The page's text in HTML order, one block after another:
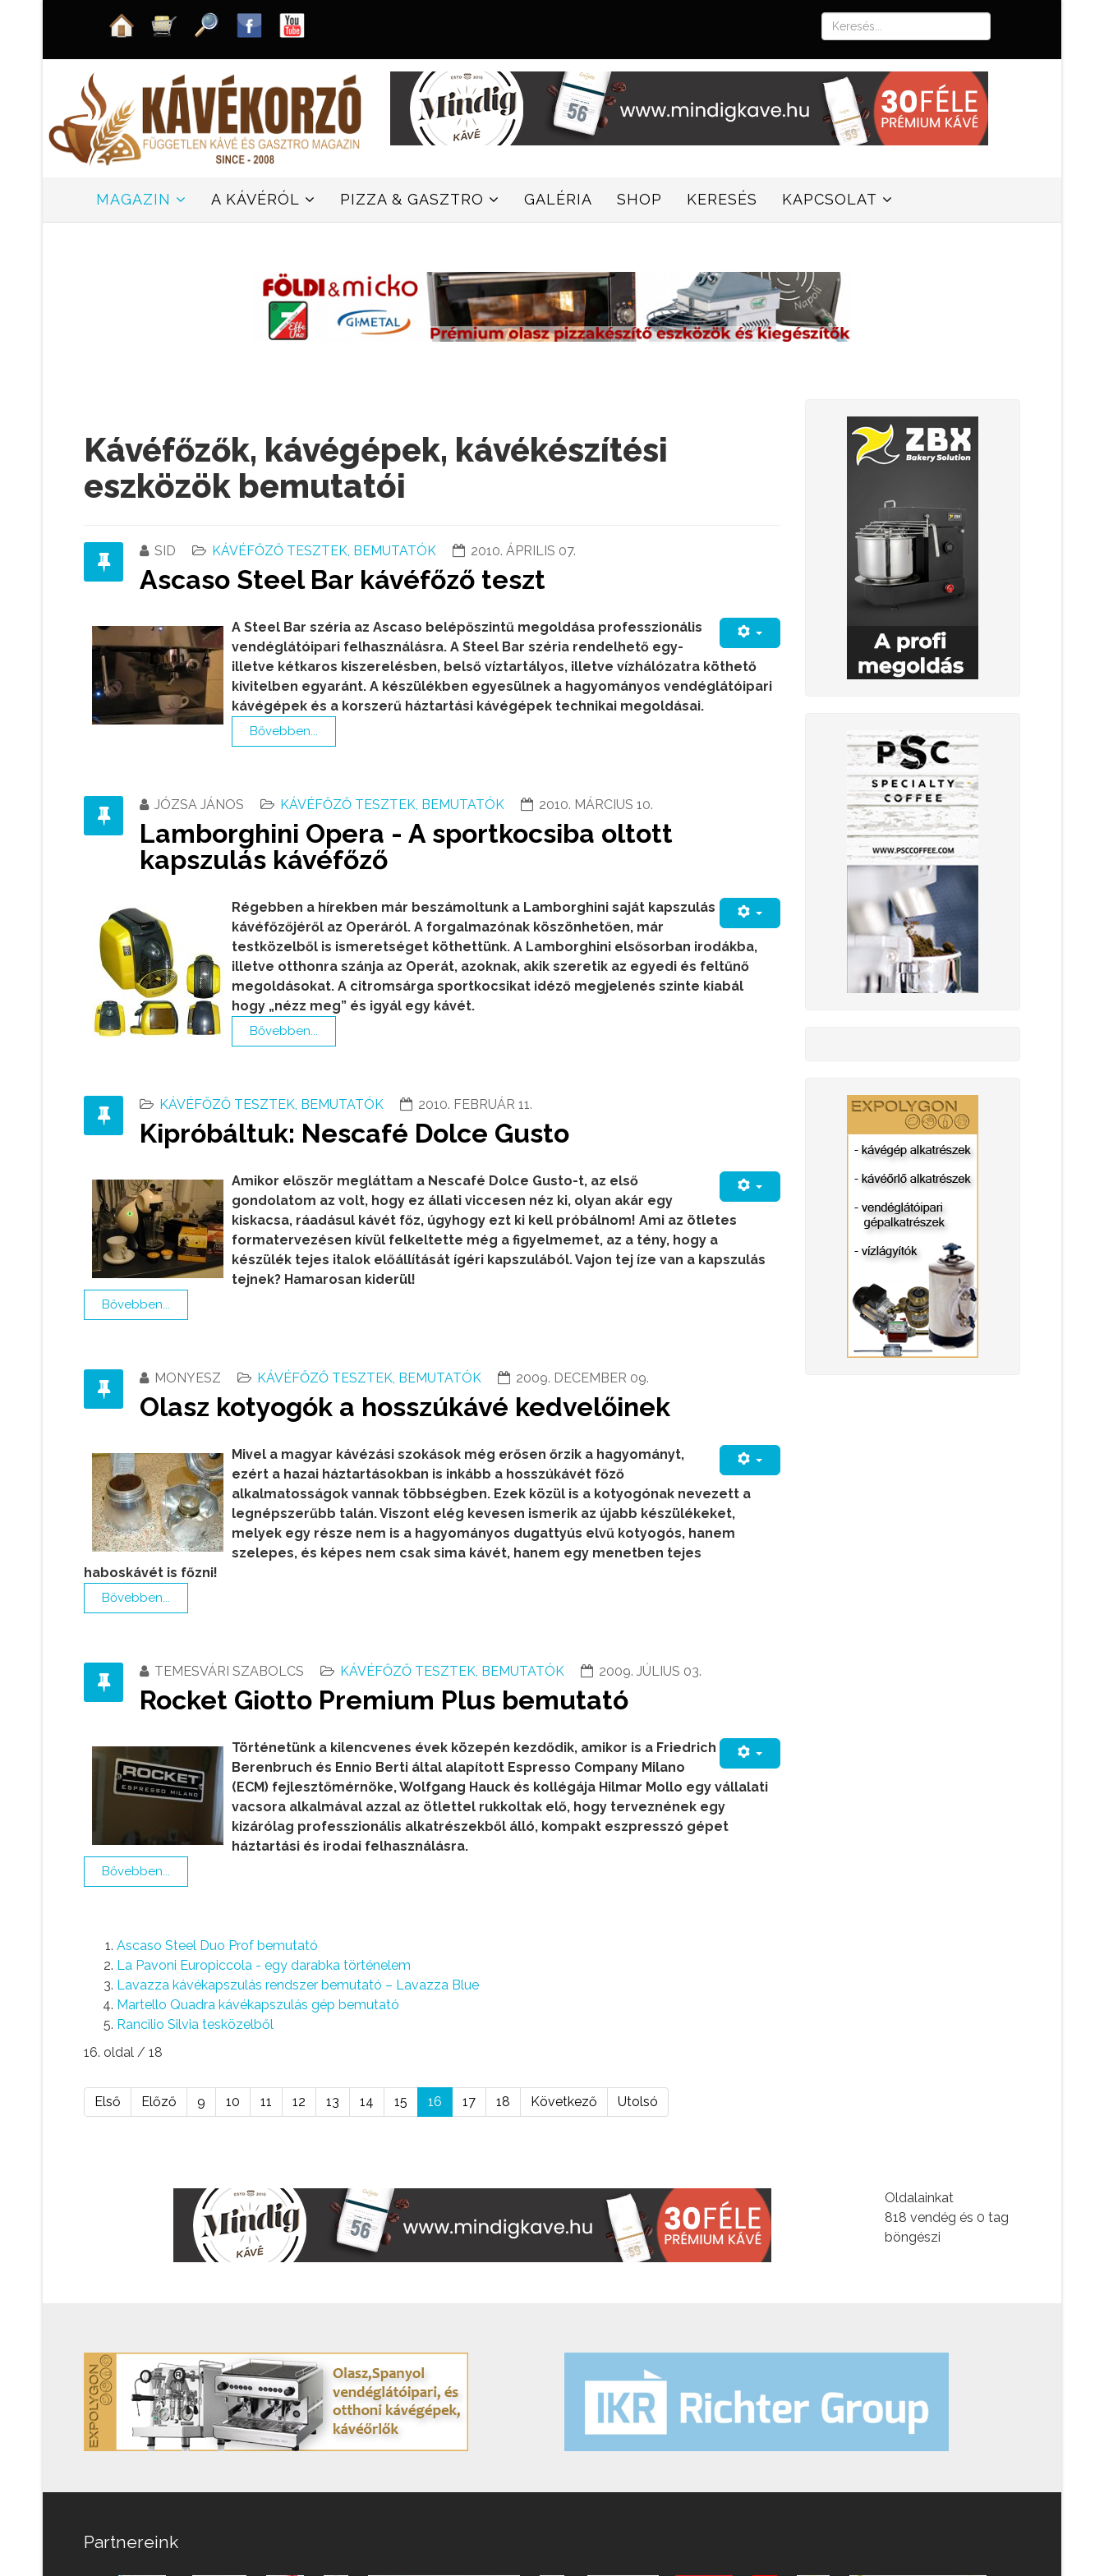
MAGAZIN A KÁVÉRÓL PIZZA & GASZTRO GALÉRIA SHOP KERESÉS KAPCSOLAT
Kávéfőzők, kávégépek, kávékészítési
eszközök bemutatói
SID KÁVÉFŐZŐ TESZTEK, BEMUTATÓK 2010. ÁPRILIS 07.
Ascaso Steel Bar kávéfőző teszt
A Steel Bar széria az Ascaso belépőszintű megoldása professzionális
vendéglátóipari felhasználásra. A Steel Bar széria rendelhető egy-
illetve kétkaros kiszerelésben, belső víztartályos, illetve vízhálózatra köthető
kivitelben egyaránt. A készülékben egyesülnek a hagyományos vendéglátóipari
kávégépek és a korszerű háztartási kávégépek technikai megoldásai.
Bővebben...
JÓZSA JÁNOS KÁVÉFŐZŐ TESZTEK, BEMUTATÓK 2010. MÁRCIUS 10.
Lamborghini Opera - A sportkocsiba oltott
kapszulás kávéfőző
Régebben a hírekben már beszámoltunk a Lamborghini saját kapszulás
kávéfőzőjéről az Operáról. A forgalmazónak köszönhetően, már
testközelből is ismeretséget köthettünk. A Lamborghini elsősorban irodákba,
illetve otthonra szánja az Operát, azoknak, akik szeretik az egyedi és feltűnő
megoldásokat. A citromsárga sportkocsikat idéző megjelenés szinte kiabál
hogy „nézz meg” és igyál egy kávét.
Bővebben...
KÁVÉFŐZŐ TESZTEK, BEMUTATÓK 2010. FEBRUÁR 11.
Kipróbáltuk: Nescafé Dolce Gusto
Amikor először megláttam a Nescafé Dolce Gusto-t, az első
gondolatom az volt, hogy ez állati viccesen néz ki, olyan akár egy
kiskacsa, ráadásul kávét főz, úgyhogy ezt ki kell próbálnom! Ami az ötletes
formatervezésen kívül felkeltette még a figyelmemet, az a tény, hogy a
készülék tejes italok előállítását ígéri kapszulából. Vajon tej íze van a kapszulás
tejnek? Hamarosan kiderül!
Bővebben...
MONYESZ KÁVÉFŐZŐ TESZTEK, BEMUTATÓK 2009. DECEMBER 09.
Olasz kotyogók a hosszúkávé kedvelőinek
Mivel a magyar kávézási szokások még erősen őrzik a hagyományt,
ezért a hazai háztartásokban is inkább a hosszúkávét főző
alkalmatosságok vannak többségben. Ezek közül is a kotyogónak nevezett a
legnépszerűbb talán. Viszont elég kevesen ismerik az újabb készülékeket,
melyek egy része nem is a hagyományos dugattyús elvű kotyogós, hanem
szelepes, és képes nem csak sima kávét, hanem egy menetben tejes
haboskávét is főzni!
Bővebben...
TEMESVÁRI SZABOLCS KÁVÉFŐZŐ TESZTEK, BEMUTATÓK 2009. JÚLIUS 03.
Rocket Giotto Premium Plus bemutató
Történetünk a kilencvenes évek közepén kezdődik, amikor is a Friedrich
Berenbruch és Ennio Berti által alapított Espresso Company Milano
(ECM) fejlesztőmérnöke, Wolfgang Hauck és kollégája Hilmar Mollo egy vállalati
vacsora alkalmával azzal az ötlettel rukkoltak elő, hogy terveznének egy
kizárólag professzionális alkatrészekből álló, kompakt eszpresszó gépet
háztartási és irodai felhasználásra.
Bővebben...
Ascaso Steel Duo Prof bemutató
La Pavoni Europiccola - egy darabka történelem
Lavazza kávékapszulás rendszer bemutató – Lavazza Blue
Martello Quadra kávékapszulás gép bemutató
Rancilio Silvia tesközelből
16. oldal / 18
Első Előző 9 10 11 12 13 14 15 16 17 18 Következő Utolsó
Oldalainkat
818 vendég és 0 tag
böngészi
Partnereink